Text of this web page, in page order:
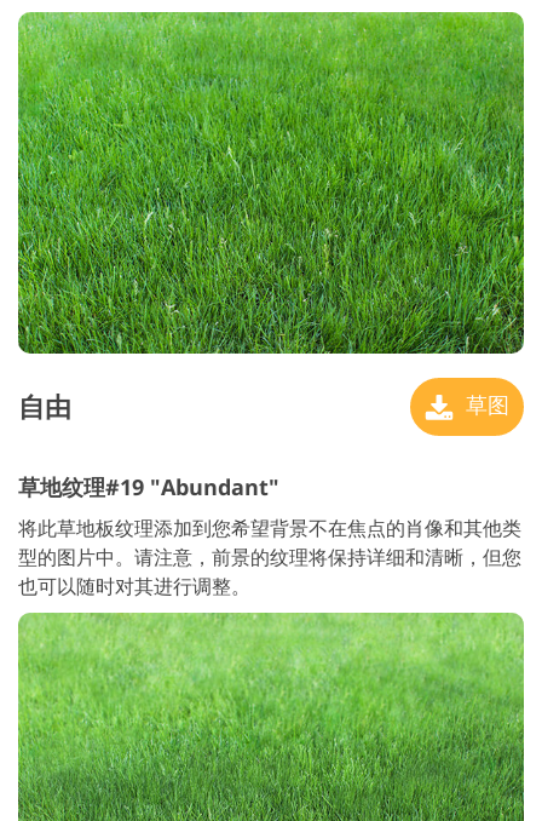
自由 草图
草地纹理#19 "Abundant"
将此草地板纹理添加到您希望背景不在焦点的肖像和其他类
型的图片中。请注意，前景的纹理将保持详细和清晰，但您
也可以随时对其进行调整。